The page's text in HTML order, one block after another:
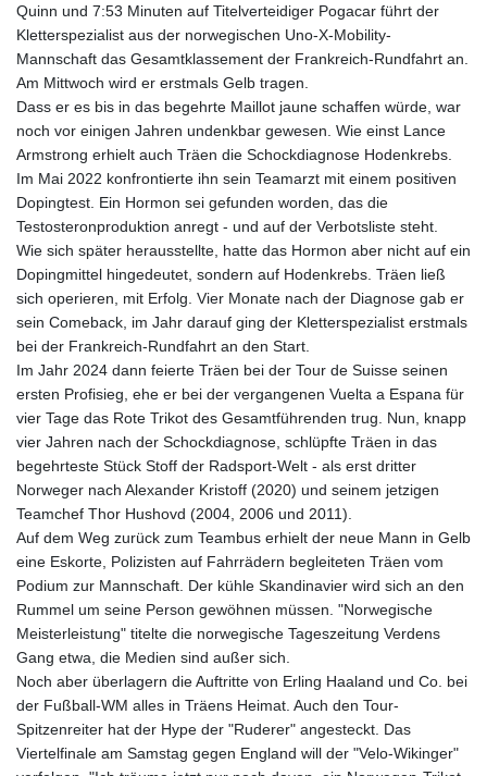
Quinn und 7:53 Minuten auf Titelverteidiger Pogacar führt der
Kletterspezialist aus der norwegischen Uno-X-Mobility-
Mannschaft das Gesamtklassement der Frankreich-Rundfahrt an.
Am Mittwoch wird er erstmals Gelb tragen.
Dass er es bis in das begehrte Maillot jaune schaffen würde, war
noch vor einigen Jahren undenkbar gewesen. Wie einst Lance
Armstrong erhielt auch Träen die Schockdiagnose Hodenkrebs.
Im Mai 2022 konfrontierte ihn sein Teamarzt mit einem positiven
Dopingtest. Ein Hormon sei gefunden worden, das die
Testosteronproduktion anregt - und auf der Verbotsliste steht.
Wie sich später herausstellte, hatte das Hormon aber nicht auf ein
Dopingmittel hingedeutet, sondern auf Hodenkrebs. Träen ließ
sich operieren, mit Erfolg. Vier Monate nach der Diagnose gab er
sein Comeback, im Jahr darauf ging der Kletterspezialist erstmals
bei der Frankreich-Rundfahrt an den Start.
Im Jahr 2024 dann feierte Träen bei der Tour de Suisse seinen
ersten Profisieg, ehe er bei der vergangenen Vuelta a Espana für
vier Tage das Rote Trikot des Gesamtführenden trug. Nun, knapp
vier Jahren nach der Schockdiagnose, schlüpfte Träen in das
begehrteste Stück Stoff der Radsport-Welt - als erst dritter
Norweger nach Alexander Kristoff (2020) und seinem jetzigen
Teamchef Thor Hushovd (2004, 2006 und 2011).
Auf dem Weg zurück zum Teambus erhielt der neue Mann in Gelb
eine Eskorte, Polizisten auf Fahrrädern begleiteten Träen vom
Podium zur Mannschaft. Der kühle Skandinavier wird sich an den
Rummel um seine Person gewöhnen müssen. "Norwegische
Meisterleistung" titelte die norwegische Tageszeitung Verdens
Gang etwa, die Medien sind außer sich.
Noch aber überlagern die Auftritte von Erling Haaland und Co. bei
der Fußball-WM alles in Träens Heimat. Auch den Tour-
Spitzenreiter hat der Hype der "Ruderer" angesteckt. Das
Viertelfinale am Samstag gegen England will der "Velo-Wikinger"